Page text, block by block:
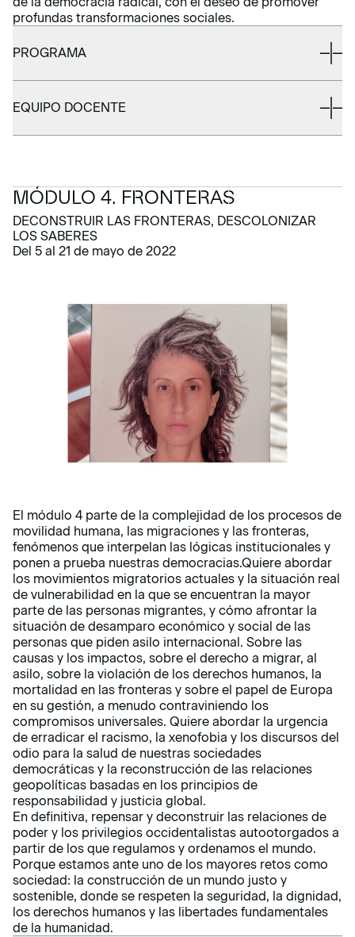
profundas transformaciones sociales.
PROGRAMA
EQUIPO DOCENTE
MÓDULO 4. FRONTERAS
DECONSTRUIR LAS FRONTERAS, DESCOLONIZAR
LOS SABERES
Del 5 al 21 de mayo de 2022
El módulo 4 parte de la complejidad de los procesos de
movilidad humana, las migraciones y las fronteras,
fenómenos que interpelan las lógicas institucionales y
ponen a prueba nuestras democracias.Quiere abordar
los movimientos migratorios actuales y la situación real
de vulnerabilidad en la que se encuentran la mayor
parte de las personas migrantes, y cómo afrontar la
situación de desamparo económico y social de las
personas que piden asilo internacional. Sobre las
causas y los impactos, sobre el derecho a migrar, al
asilo, sobre la violación de los derechos humanos, la
mortalidad en las fronteras y sobre el papel de Europa
en su gestión, a menudo contraviniendo los
compromisos universales. Quiere abordar la urgencia
de erradicar el racismo, la xenofobia y los discursos del
odio para la salud de nuestras sociedades
democráticas y la reconstrucción de las relaciones
geopolíticas basadas en los principios de
responsabilidad y justicia global.
En definitiva, repensar y deconstruir las relaciones de
poder y los privilegios occidentalistas autootorgados a
partir de los que regulamos y ordenamos el mundo.
Porque estamos ante uno de los mayores retos como
sociedad: la construcción de un mundo justo y
sostenible, donde se respeten la seguridad, la dignidad,
los derechos humanos y las libertades fundamentales
de la humanidad.